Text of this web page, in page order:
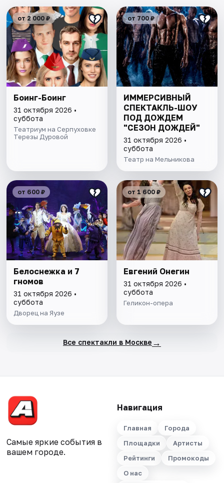
от 2 000 ₽
Боинг-Боинг
31 октября 2026 •
суббота
Театриум на Серпуховке
Терезы Дуровой
от 700 ₽
ИММЕРСИВНЫЙ
СПЕКТАКЛЬ-ШОУ
ПОД ДОЖДЕМ
"СЕЗОН ДОЖДЕЙ"
31 октября 2026 •
суббота
Театр на Мельникова
от 600 ₽
Белоснежка и 7
гномов
31 октября 2026 •
суббота
Дворец на Яузе
от 1 600 ₽
Евгений Онегин
31 октября 2026 •
суббота
Геликон-опера
Все спектакли в Москве →
Самые яркие события в
вашем городе.
Навигация
Главная
Города
Площадки
Артисты
Рейтинги
Промокоды
О нас